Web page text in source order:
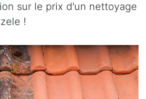
sur le prix d'un nettoyage
!